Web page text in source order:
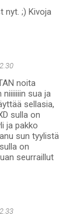
nyt. ;) Kivoja
noita
sua ja
sellasia,
sulla on
ja pakko
sun tyylistä
on
seurraillut